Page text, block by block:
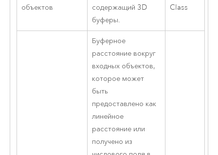
объектов
содержащий 3D
буферы.
Class
Буферное
расстояние вокруг
входных объектов,
которое может
быть
предоставлено как
линейное
расстояние или
получено из